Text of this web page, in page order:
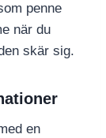
penne
när du
skär sig.
en